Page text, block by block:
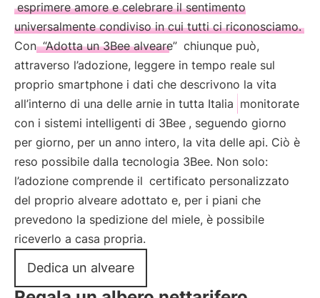
esprimere amore e celebrare il sentimento
universalmente condiviso in cui tutti ci riconosciamo.
Con “Adotta un 3Bee alveare” chiunque può,
attraverso l’adozione, leggere in tempo reale sul
proprio smartphone i dati che descrivono la vita
all’interno di una delle arnie in tutta Italia monitorate
con i sistemi intelligenti di 3Bee , seguendo giorno
per giorno, per un anno intero, la vita delle api. Ciò è
reso possibile dalla tecnologia 3Bee. Non solo:
l’adozione comprende il certificato personalizzato
del proprio alveare adottato e, per i piani che
prevedono la spedizione del miele, è possibile
riceverlo a casa propria.
Dedica un alveare